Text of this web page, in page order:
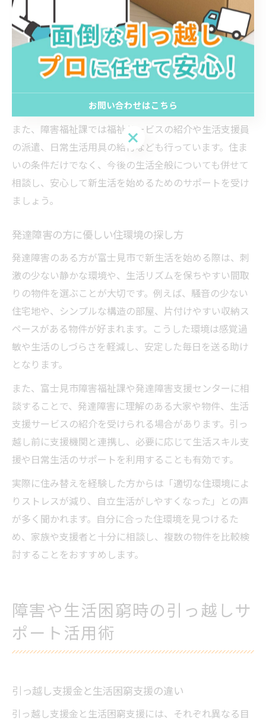
相談時には、現在の生活で困っていることや希望する住
環境（エレベーター付き、段差なし、公共交通機関の近
さ等）を事前に整理しておくと、より的確な助言が得ら
れます。障害者手帳の等級や年齢によって利用できる制
を進めることが重要です。
また、障害福祉課では福祉サービスの紹介や生活支援員
の派遣、日常生活用具の給付なども行っています。住ま
いの条件だけでなく、今後の生活全般についても併せて
相談し、安心して新生活を始めるためのサポートを受け
ましょう。
発達障害の方に優しい住環境の探し方
発達障害のある方が富士見市で新生活を始める際は、刺
激の少ない静かな環境や、生活リズムを保ちやすい間取
りの物件を選ぶことが大切です。例えば、騒音の少ない
住宅地や、シンプルな構造の部屋、片付けやすい収納ス
ペースがある物件が好まれます。こうした環境は感覚過
敏や生活のしづらさを軽減し、安定した毎日を送る助け
となります。
また、富士見市障害福祉課や発達障害支援センターに相
談することで、発達障害に理解のある大家や物件、生活
支援サービスの紹介を受けられる場合があります。引っ
越し前に支援機関と連携し、必要に応じて生活スキル支
援や日常生活のサポートを利用することも有効です。
実際に住み替えを経験した方からは「適切な住環境によ
りストレスが減り、自立生活がしやすくなった」との声
が多く聞かれます。自分に合った住環境を見つけるた
め、家族や支援者と十分に相談し、複数の物件を比較検
討することをおすすめします。
障害や生活困窮時の引っ越しサ
ポート活用術
引っ越し支援金と生活困窮支援の違い
引っ越し支援金と生活困窮支援には、それぞれ異なる目
お問い合わせはこちら
お問い合わせはこちら